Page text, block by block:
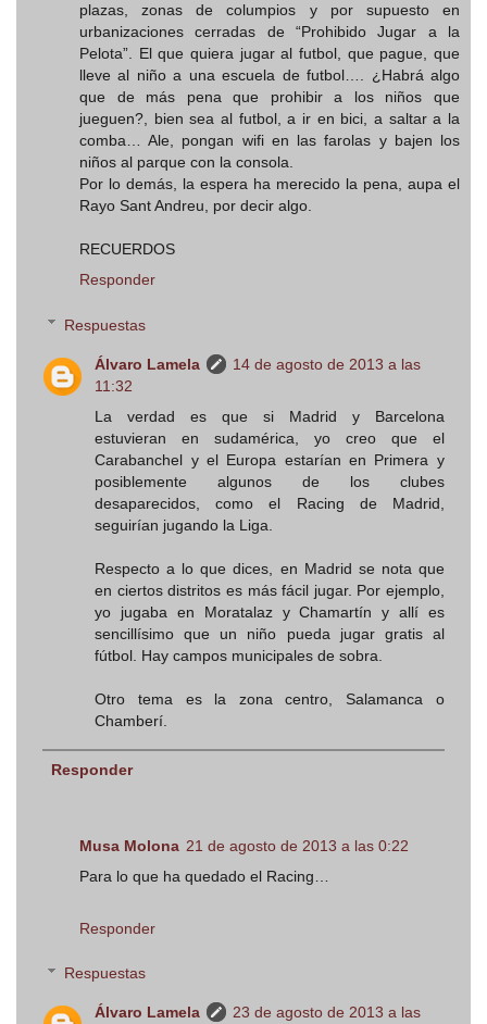
plazas, zonas de columpios y por supuesto en
urbanizaciones cerradas de “Prohibido Jugar a la
Pelota”. El que quiera jugar al futbol, que pague, que
lleve al niño a una escuela de futbol…. ¿Habrá algo
que de más pena que prohibir a los niños que
jueguen?, bien sea al futbol, a ir en bici, a saltar a la
comba… Ale, pongan wifi en las farolas y bajen los
niños al parque con la consola.
Por lo demás, la espera ha merecido la pena, aupa el
Rayo Sant Andreu, por decir algo.
RECUERDOS
Responder
Respuestas
Álvaro Lamela
14 de agosto de 2013 a las
11:32
La verdad es que si Madrid y Barcelona
estuvieran en sudamérica, yo creo que el
Carabanchel y el Europa estarían en Primera y
posiblemente algunos de los clubes
desaparecidos, como el Racing de Madrid,
seguirían jugando la Liga.
Respecto a lo que dices, en Madrid se nota que
en ciertos distritos es más fácil jugar. Por ejemplo,
yo jugaba en Moratalaz y Chamartín y allí es
sencillísimo que un niño pueda jugar gratis al
fútbol. Hay campos municipales de sobra.
Otro tema es la zona centro, Salamanca o
Chamberí.
Responder
Musa Molona 21 de agosto de 2013 a las 0:22
Para lo que ha quedado el Racing…
Responder
Respuestas
Álvaro Lamela
23 de agosto de 2013 a las